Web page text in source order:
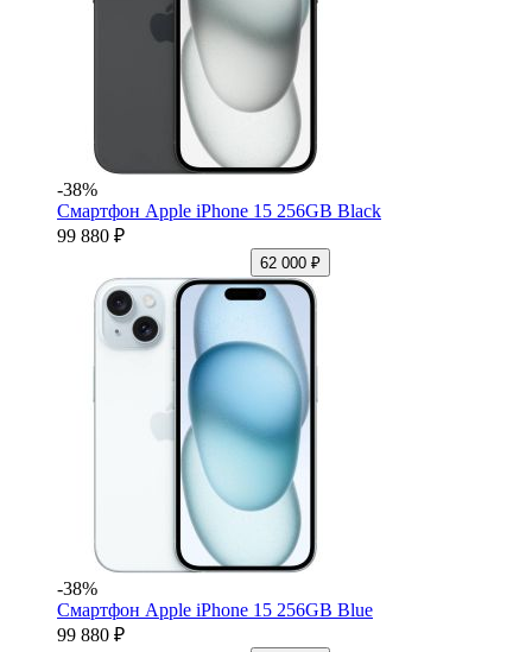
-38%
Смартфон Apple iPhone 15 256GB Black
99 880 ₽
62 000 ₽
-38%
Смартфон Apple iPhone 15 256GB Blue
99 880 ₽